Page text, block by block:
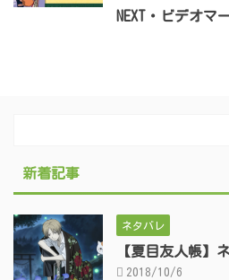
NEXT・ビデオマ
新着記事
ネタバレ
【夏目友人帳】
2018/10/6